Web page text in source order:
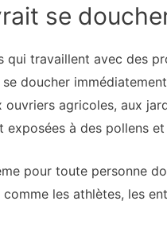
se
qui travaillent avec des
doucher
ouvriers agricoles, aux
exposées à des pollens
pour toute personne
comme les athlètes, les